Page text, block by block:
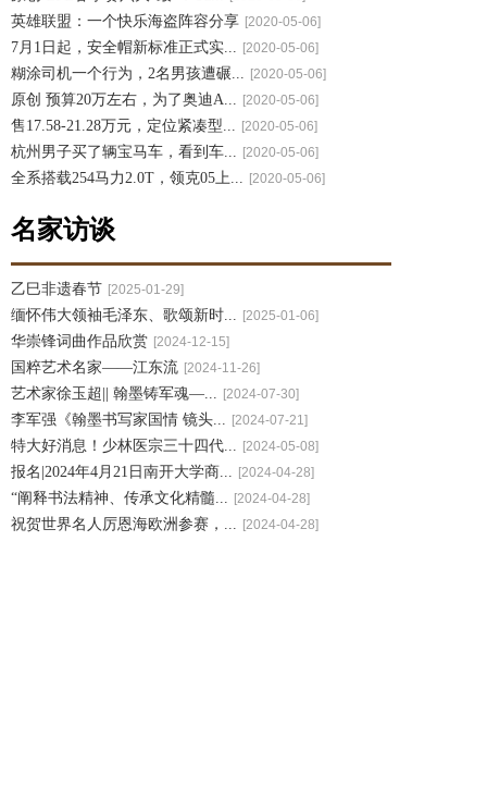
英雄联盟：一个快乐海盗阵容分享 [2020-05-06]
7月1日起，安全帽新标准正式实... [2020-05-06]
糊涂司机一个行为，2名男孩遭碾... [2020-05-06]
原创 预算20万左右，为了奥迪A... [2020-05-06]
售17.58-21.28万元，定位紧凑型... [2020-05-06]
杭州男子买了辆宝马车，看到车... [2020-05-06]
全系搭载254马力2.0T，领克05上... [2020-05-06]
名家访谈
乙巳非遗春节 [2025-01-29]
缅怀伟大领袖毛泽东、歌颂新时... [2025-01-06]
华崇锋词曲作品欣赏 [2024-12-15]
国粹艺术名家——江东流 [2024-11-26]
艺术家徐玉超|| 翰墨铸军魂—... [2024-07-30]
李军强《翰墨书写家国情 镜头... [2024-07-21]
特大好消息！少林医宗三十四代... [2024-05-08]
报名|2024年4月21日南开大学商... [2024-04-28]
“阐释书法精神、传承文化精髓... [2024-04-28]
祝贺世界名人厉恩海欧洲参赛，... [2024-04-28]